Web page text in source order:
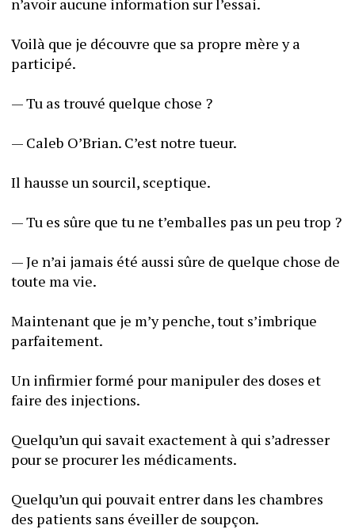
n’avoir aucune information sur l’essai.
Voilà que je découvre que sa propre mère y a
— Tu as trouvé quelque chose ?
Il hausse un sourcil, sceptique.
— Tu es sûre que tu ne t’emballes pas un peu trop ?
— Je n’ai jamais été aussi sûre de quelque chose de
Maintenant que je m’y penche, tout s’imbrique
Un infirmier formé pour manipuler des doses et
faire des injections.
Quelqu’un qui savait exactement à qui s’adresser
pour se procurer les médicaments.
Quelqu’un qui pouvait entrer dans les chambres
des patients sans éveiller de soupçon.